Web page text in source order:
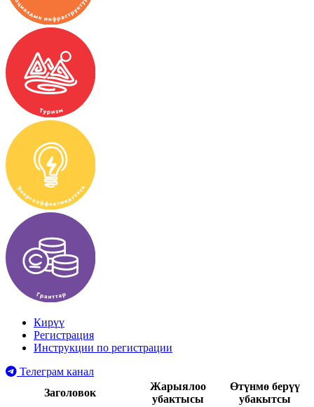
Кирүү
Регистрация
Инструкции по регистрации
Телеграм канал
Заголовок
Жарыялоо
убактысы
Өтүнмө берүү
убакытсы